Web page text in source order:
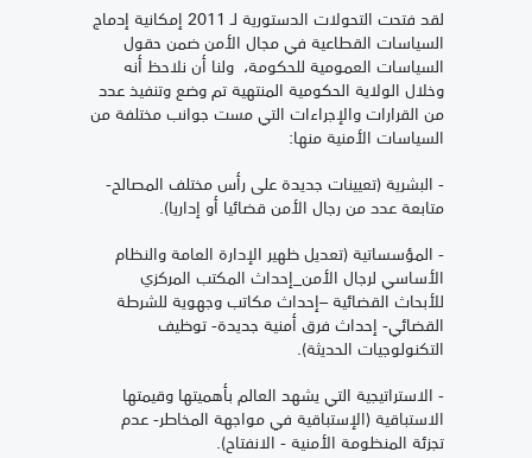
لقد فتحت التحولات الدستورية لـ 2011 إمكانية إدماج
السياسات القطاعية في مجال الأمن ضمن حقول
السياسات العمومية للحكومة، ولنا أن نلاحظ أنه
وخلال الولاية الحكومية المنتهية تم وضع وتنفيذ عدد
من القرارات والإجراءات التي مست جوانب مختلفة من
السياسات الأمنية منها:
- البشرية (تعيينات جديدة على رأس مختلف المصالح-
متابعة عدد من رجال الأمن قضائيا أو إداريا).
- المؤسساتية (تعديل ظهير الإدارة العامة والنظام
الأساسي لرجال الأمن_إحداث المكتب المركزي
للأبحاث القضائية –إحداث مكاتب وجهوية للشرطة
القضائي- إحداث فرق أمنية جديدة- توظيف
التكنولوجيات الحديثة).
- الاستراتيجية التي يشهد العالم بأهميتها وقيمتها
الاستباقية (الإستباقية في مواجهة المخاطر- عدم
تجزئة المنظومة الأمنية - الانفتاح).